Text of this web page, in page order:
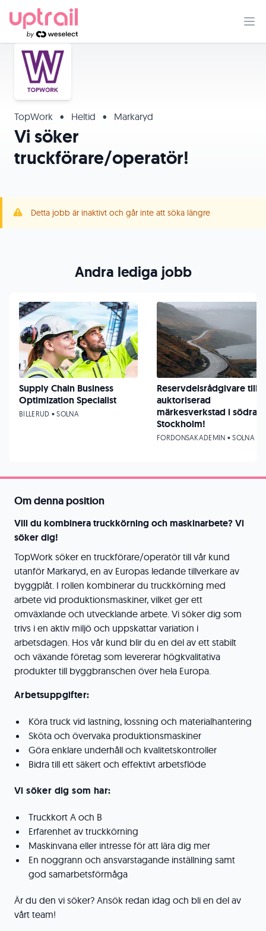
TopWork • Heltid • Markaryd
Vi söker
truckförare/operatör!
Detta jobb är inaktivt och går inte att söka längre
Om denna position
Vill du kombinera truckkörning och maskinarbete? Vi
söker dig!
TopWork söker en truckförare/operatör till vår kund
utanför Markaryd, en av Europas ledande tillverkare av
byggplåt. I rollen kombinerar du truckkörning med
arbete vid produktionsmaskiner, vilket ger ett
omväxlande och utvecklande arbete. Vi söker dig som
trivs i en aktiv miljö och uppskattar variation i
arbetsdagen. Hos vår kund blir du en del av ett stabilt
och växande företag som levererar högkvalitativa
produkter till byggbranschen över hela Europa.
Arbetsuppgifter:
Köra truck vid lastning, lossning och materialhantering
Sköta och övervaka produktionsmaskiner
Göra enklare underhåll och kvalitetskontroller
Bidra till ett säkert och effektivt arbetsflöde
Vi söker dig som har:
Truckkort A och B
Erfarenhet av truckkörning
Maskinvana eller intresse för att lära dig mer
En noggrann och ansvarstagande inställning samt
god samarbetsförmåga
Är du den vi söker? Ansök redan idag och bli en del av
vårt team!
Andra lediga jobb
Supply Chain Business
Optimization Specialist
BILLERUD • SOLNA
Reservdelsrådgivare till
auktoriserad
märkesverkstad i södra
Stockholm!
FORDONSAKADEMIN • SOLNA